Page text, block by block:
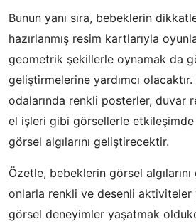
Bunun yanı sıra, bebeklerin
hazırlanmış resim kartlarıyla
geometrik şekillerle oynamak da
geliştirmelerine yardımcı
odalarında renkli posterler, duvar
el işleri gibi görsellerle etkileşimde
görsel algılarını geliştirecektir.
Özetle, bebeklerin görsel
onlarla renkli ve desenli aktiviteler
görsel deneyimler yaşatmak